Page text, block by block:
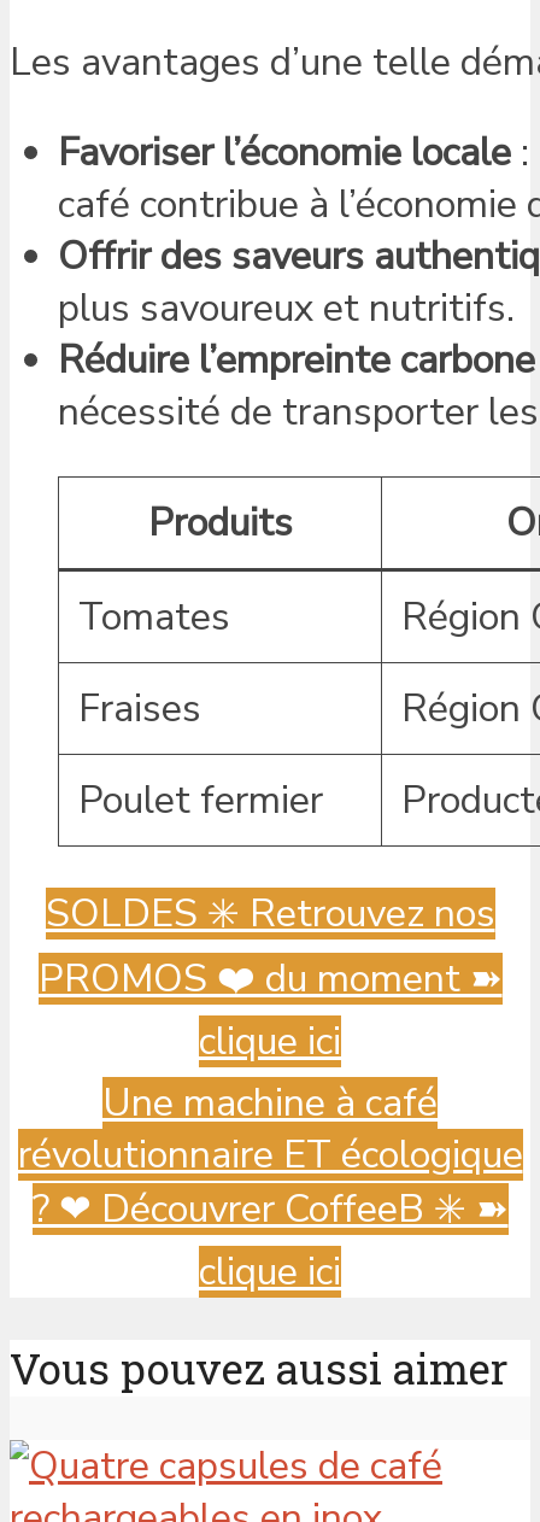
Les avantages d’une telle
Favoriser l’économie locale
café contribue à
Offrir des saveurs
plus savoureux et nutritifs.
Réduire l’empreinte carbone
nécessité de transporter
Produits
Tomates
Région
Fraises
Région
Poulet fermier
SOLDES ✳️ Retrouvez nos
PROMOS ❤️ du moment ➽
clique ici
Une machine à café
révolutionnaire ET écologique
? ️❤ Découvrer CoffeeB ✳️ ➽
clique ici
Vous pouvez aussi aimer